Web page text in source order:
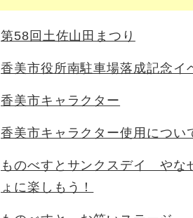
第58回土佐山田まつり
香美市役所南駐車場落成記念イ
香美市キャラクター
香美市キャラクター使用につい
ものべすとサンクスデイ やな
ょに楽しもう！